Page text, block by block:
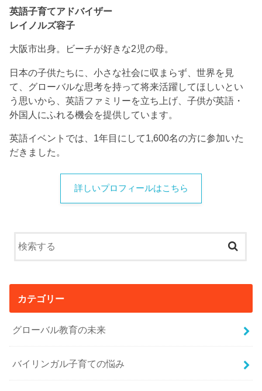
英語子育てアドバイザー
レイノルズ容子
大阪市出身。ビーチが好きな2児の母。
日本の子供たちに、小さな社会に収まらず、世界を見
て、グローバルな思考を持って将来活躍してほしいとい
う思いから、英語ファミリーを立ち上げ、子供が英語・
外国人にふれる機会を提供しています。
英語イベントでは、1年目にして1,600名の方に参加いた
だきました。
詳しいプロフィールはこちら
カテゴリー
グローバル教育の未来
バイリンガル子育ての悩み